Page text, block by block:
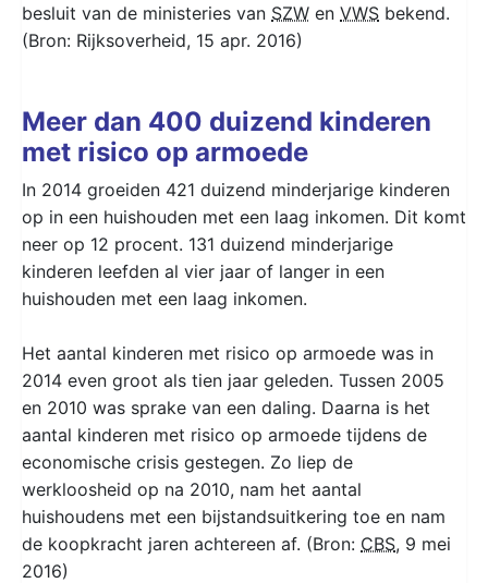
besluit van de ministeries van SZW en VWS bekend.
(Bron: Rijksoverheid, 15 apr. 2016)
Meer dan 400 duizend kinderen
met risico op armoede
In 2014 groeiden 421 duizend minderjarige kinderen
op in een huishouden met een laag inkomen. Dit komt
neer op 12 procent. 131 duizend minderjarige
kinderen leefden al vier jaar of langer in een
huishouden met een laag inkomen.
Het aantal kinderen met risico op armoede was in
2014 even groot als tien jaar geleden. Tussen 2005
en 2010 was sprake van een daling. Daarna is het
aantal kinderen met risico op armoede tijdens de
economische crisis gestegen. Zo liep de
werkloosheid op na 2010, nam het aantal
huishoudens met een bijstandsuitkering toe en nam
de koopkracht jaren achtereen af. (Bron: CBS, 9 mei
2016)